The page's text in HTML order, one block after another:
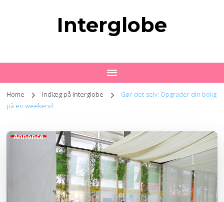
Interglobe
Home Indlæg på Interglobe
Gør-det-selv: Opgrader din bolig
på en weekend
Annonce